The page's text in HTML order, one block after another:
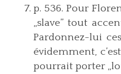
p. 536. Pour
„slave” tout
Pardonnez-lui
évidemment,
pourrait porter